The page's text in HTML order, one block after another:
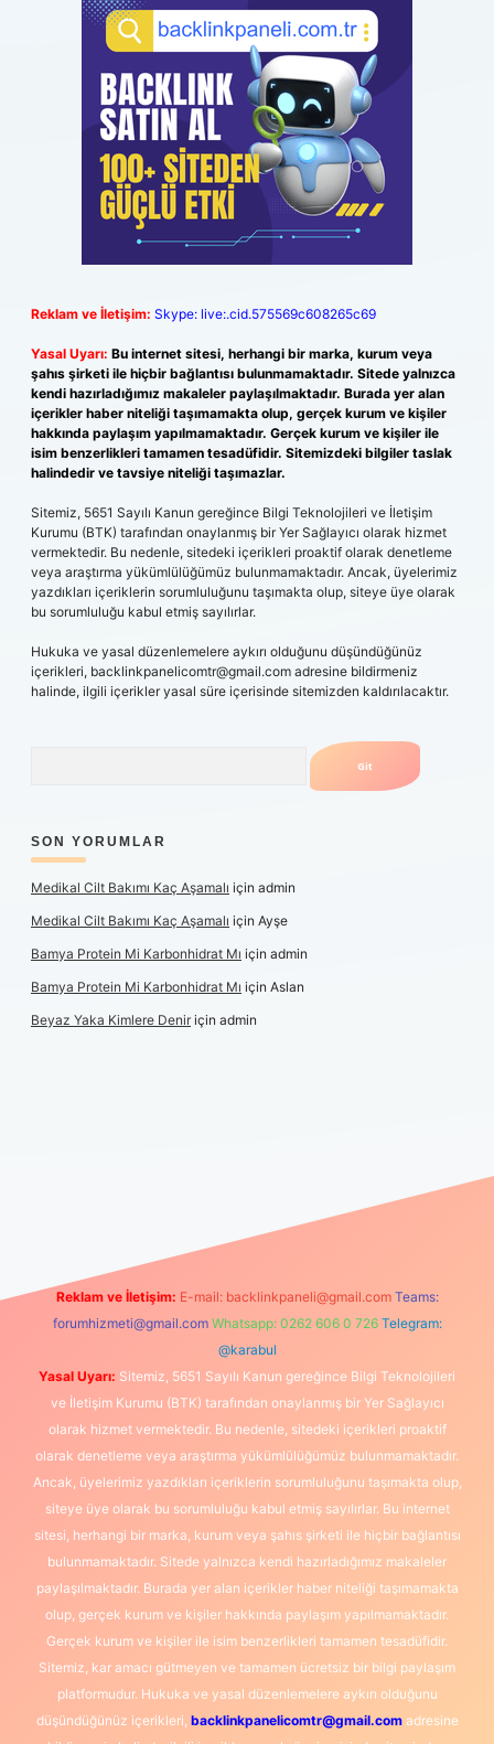
Reklam ve İletişim: Skype: live:.cid.575569c608265c69
Yasal Uyarı: Bu internet sitesi, herhangi bir marka, kurum veya
şahıs şirketi ile hiçbir bağlantısı bulunmamaktadır. Sitede yalnızca
kendi hazırladığımız makaleler paylaşılmaktadır. Burada yer alan
içerikler haber niteliği taşımamakta olup, gerçek kurum ve kişiler
hakkında paylaşım yapılmamaktadır. Gerçek kurum ve kişiler ile
isim benzerlikleri tamamen tesadüfidir. Sitemizdeki bilgiler taslak
halindedir ve tavsiye niteliği taşımazlar.
Sitemiz, 5651 Sayılı Kanun gereğince Bilgi Teknolojileri ve İletişim
Kurumu (BTK) tarafından onaylanmış bir Yer Sağlayıcı olarak hizmet
vermektedir. Bu nedenle, sitedeki içerikleri proaktif olarak denetleme
veya araştırma yükümlülüğümüz bulunmamaktadır. Ancak, üyelerimiz
yazdıkları içeriklerin sorumluluğunu taşımakta olup, siteye üye olarak
bu sorumluluğu kabul etmiş sayılırlar.
Hukuka ve yasal düzenlemelere aykırı olduğunu düşündüğünüz
içerikleri, backlinkpanelicomtr@gmail.com adresine bildirmeniz
halinde, ilgili içerikler yasal süre içerisinde sitemizden kaldırılacaktır.
SON YORUMLAR
Medikal Cilt Bakımı Kaç Aşamalı için admin
Medikal Cilt Bakımı Kaç Aşamalı için Ayşe
Bamya Protein Mi Karbonhidrat Mı için admin
Bamya Protein Mi Karbonhidrat Mı için Aslan
Beyaz Yaka Kimlere Deniriçin admin
Reklam ve İletişim: E-mail: backlinkpaneli@gmail.com Teams:
forumhizmeti@gmail.com Whatsapp: 0262 606 0 726 Telegram:
@karabul
Yasal Uyarı: Sitemiz, 5651 Sayılı Kanun gereğince Bilgi Teknolojileri
ve İletişim Kurumu (BTK) tarafından onaylanmış bir Yer Sağlayıcı
olarak hizmet vermektedir. Bu nedenle, sitedeki içerikleri proaktif
olarak denetleme veya araştırma yükümlülüğümüz bulunmamaktadır.
Ancak, üyelerimiz yazdıkları içeriklerin sorumluluğunu taşımakta olup,
siteye üye olarak bu sorumluluğu kabul etmiş sayılırlar. Bu internet
sitesi, herhangi bir marka, kurum veya şahıs şirketi ile hiçbir bağlantısı
bulunmamaktadır. Sitede yalnızca kendi hazırladığımız makaleler
paylaşılmaktadır. Burada yer alan içerikler haber niteliği taşımamakta
olup, gerçek kurum ve kişiler hakkında paylaşım yapılmamaktadır.
Gerçek kurum ve kişiler ile isim benzerlikleri tamamen tesadüfidir.
Sitemiz, kar amacı gütmeyen ve tamamen ücretsiz bir bilgi paylaşım
platformudur. Hukuka ve yasal düzenlemelere aykırı olduğunu
düşündüğünüz içerikleri, backlinkpanelicomtr@gmail.comadresine